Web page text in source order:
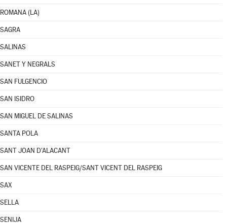
ROMANA (LA)
SAGRA
SALINAS
SANET Y NEGRALS
SAN FULGENCIO
SAN ISIDRO
SAN MIGUEL DE SALINAS
SANTA POLA
SANT JOAN D'ALACANT
SAN VICENTE DEL RASPEIG/SANT VICENT DEL RASPEIG
SAX
SELLA
SENIJA